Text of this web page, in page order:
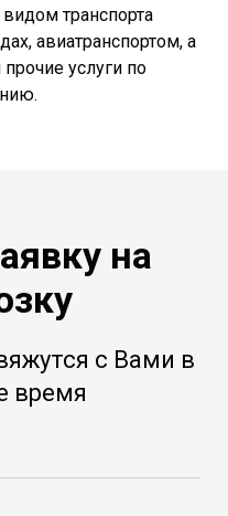
транспорта
авиатранспортом, а
услуги по
на
с Вами в
время